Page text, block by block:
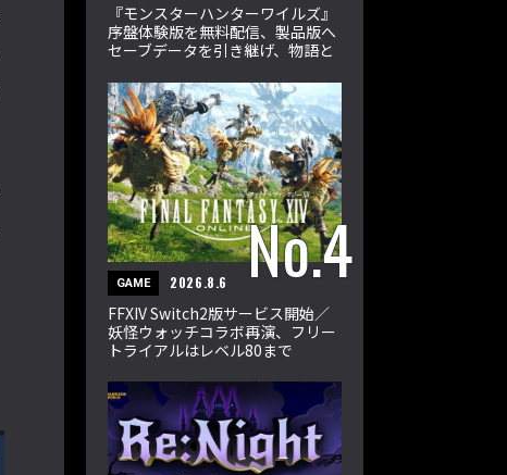
『モンスターハンターワイルズ』
序盤体験版を無料配信、製品版へ
セーブデータを引き継げ、物語と
GAME 2026.8.6
FFXIV Switch2版サービス開始／
妖怪ウォッチコラボ再演、フリー
トライアルはレベル80まで